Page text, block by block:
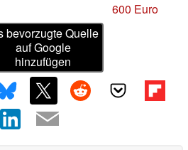
600 Euro
bevorzugte Quelle
auf Google
hinzufügen